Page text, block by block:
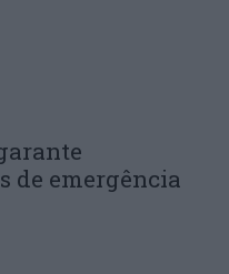
de emergência